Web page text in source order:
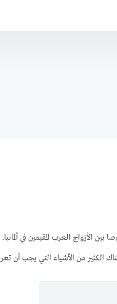
الأزواج العرب المقيمين في
الكثير من الأشياء التي يجب أن